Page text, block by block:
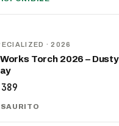
· 2026
Torch 2026 – Dusty